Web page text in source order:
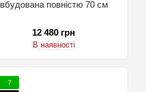
вбудована повністю 70 см
12 480 грн
В наявності
7